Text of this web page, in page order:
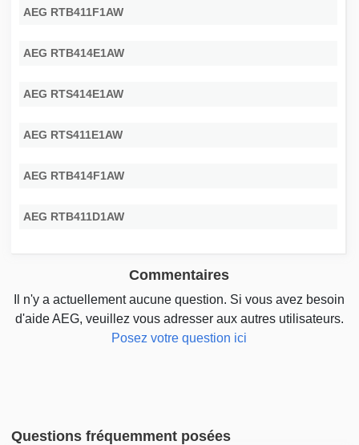
AEG RTB411F1AW
AEG RTB414E1AW
AEG RTS414E1AW
AEG RTS411E1AW
AEG RTB414F1AW
AEG RTB411D1AW
Commentaires
Il n'y a actuellement aucune question. Si vous avez besoin
d'aide AEG, veuillez vous adresser aux autres utilisateurs.
Posez votre question ici
Questions fréquemment posées